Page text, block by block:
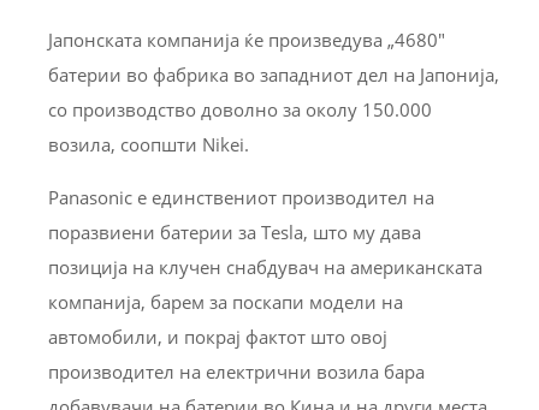
Јапонската компанија ќе произведува „4680″
батерии во фабрика во западниот дел на Јапонија,
со производство доволно за околу 150.000
возила, соопшти Nikei.
Panasonic е единствениот производител на
поразвиени батерии за Tesla, што му дава
позиција на клучен снабдувач на американската
компанија, барем за поскапи модели на
автомобили, и покрај фактот што овој
производител на електрични возила бара